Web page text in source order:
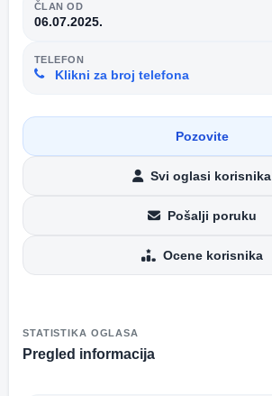
ČLAN OD
06.07.2025.
TELEFON
Klikni za broj telefona
Pozovite
Svi oglasi korisnika
Pošalji poruku
Ocene korisnika
STATISTIKA OGLASA
Pregled informacija